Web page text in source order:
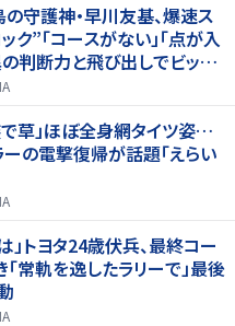
の守護神・早川友基、爆速ス
”「コースがない」「点が入
判断力と飛び出しでビッグ
草」ほぼ全身網タイツ姿…
の電撃復帰が話題「えらい
」トヨタ24歳伏兵、最終コー
常軌を逸したラリーで」最後